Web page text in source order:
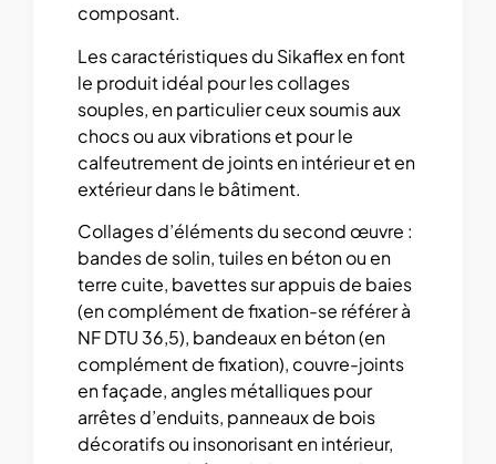
composant.
Les caractéristiques du Sikaflex en font
le produit idéal pour les collages
souples, en particulier ceux soumis aux
chocs ou aux vibrations et pour le
calfeutrement de joints en intérieur et en
extérieur dans le bâtiment.
Collages d’éléments du second œuvre :
bandes de solin, tuiles en béton ou en
terre cuite, bavettes sur appuis de baies
(en complément de fixation-se référer à
NF DTU 36,5), bandeaux en béton (en
complément de fixation), couvre-joints
en façade, angles métalliques pour
arrêtes d’enduits, panneaux de bois
décoratifs ou insonorisant en intérieur,